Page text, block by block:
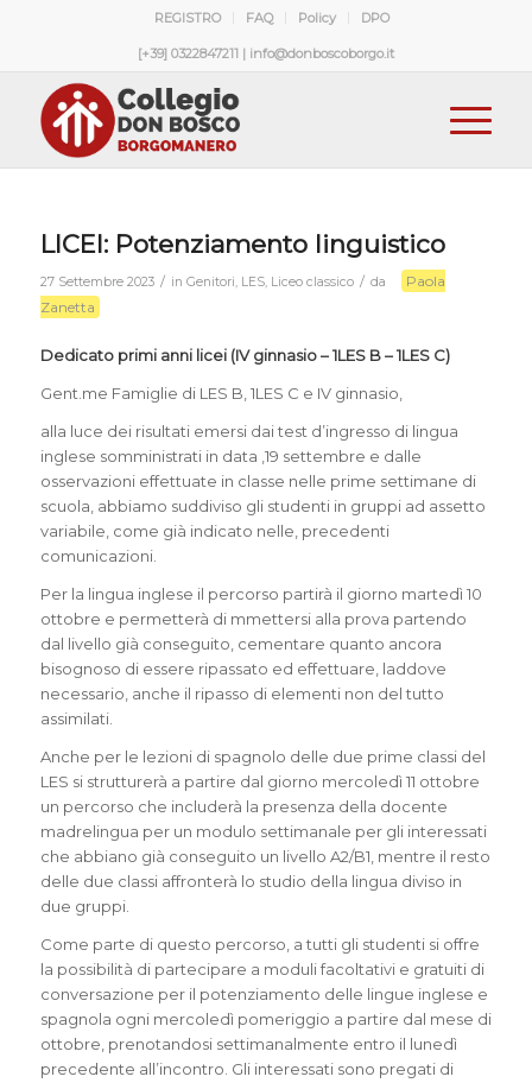
REGISTRO FAQ Policy DPO
[+39] 0322847211 | info@donboscoborgo.it
LICEI: Potenziamento linguistico
27 Settembre 2023 / in Genitori, LES, Liceo classico / da
Paola
Zanetta
Dedicato primi anni licei (IV ginnasio – 1LES B – 1LES C)
Gent.me Famiglie di LES B, 1LES C e IV ginnasio,
alla luce dei risultati emersi dai test d’ingresso di lingua
inglese somministrati in data ,19 settembre e dalle
osservazioni effettuate in classe nelle prime settimane di
scuola, abbiamo suddiviso gli studenti in gruppi ad assetto
variabile, come già indicato nelle, precedenti
comunicazioni.
Per la lingua inglese il percorso partirà il giorno martedì 10
ottobre e permetterà di mmettersi alla prova partendo
dal livello già conseguito, cementare quanto ancora
bisognoso di essere ripassato ed effettuare, laddove
necessario, anche il ripasso di elementi non del tutto
assimilati.
Anche per le lezioni di spagnolo delle due prime classi del
LES si strutturerà a partire dal giorno mercoledì 11 ottobre
un percorso che includerà la presenza della docente
madrelingua per un modulo settimanale per gli interessati
che abbiano già conseguito un livello A2/B1, mentre il resto
delle due classi affronterà lo studio della lingua diviso in
due gruppi.
Come parte di questo percorso, a tutti gli studenti si offre
la possibilità di partecipare a moduli facoltativi e gratuiti di
conversazione per il potenziamento delle lingue inglese e
spagnola ogni mercoledì pomeriggio a partire dal mese di
ottobre, prenotandosi settimanalmente entro il lunedì
precedente all’incontro. Gli interessati sono pregati di